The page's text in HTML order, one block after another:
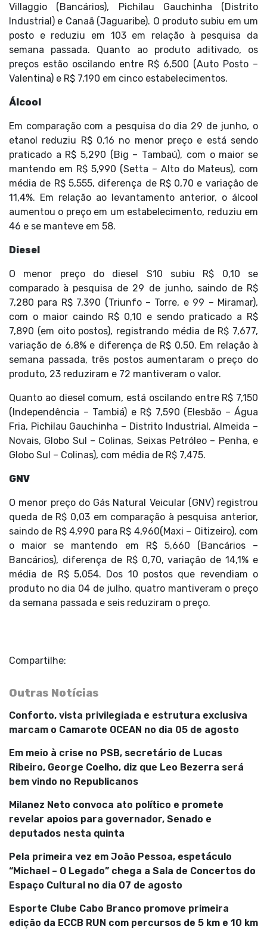
Villaggio (Bancários), Pichilau Gauchinha (Distrito
Industrial) e Canaã (Jaguaribe). O produto subiu em um
posto e reduziu em 103 em relação à pesquisa da
semana passada. Quanto ao produto aditivado, os
preços estão oscilando entre R$ 6,500 (Auto Posto –
Valentina) e R$ 7,190 em cinco estabelecimentos.
Álcool
Em comparação com a pesquisa do dia 29 de junho, o
etanol reduziu R$ 0,16 no menor preço e está sendo
praticado a R$ 5,290 (Big – Tambaú), com o maior se
mantendo em R$ 5,990 (Setta – Alto do Mateus), com
média de R$ 5,555, diferença de R$ 0,70 e variação de
11,4%. Em relação ao levantamento anterior, o álcool
aumentou o preço em um estabelecimento, reduziu em
46 e se manteve em 58.
Diesel
O menor preço do diesel S10 subiu R$ 0,10 se
comparado à pesquisa de 29 de junho, saindo de R$
7,280 para R$ 7,390 (Triunfo – Torre, e 99 – Miramar),
com o maior caindo R$ 0,10 e sendo praticado a R$
7,890 (em oito postos), registrando média de R$ 7,677,
variação de 6,8% e diferença de R$ 0,50. Em relação à
semana passada, três postos aumentaram o preço do
produto, 23 reduziram e 72 mantiveram o valor.
Quanto ao diesel comum, está oscilando entre R$ 7,150
(Independência – Tambiá) e R$ 7,590 (Elesbão – Água
Fria, Pichilau Gauchinha – Distrito Industrial, Almeida –
Novais, Globo Sul – Colinas, Seixas Petróleo – Penha, e
Globo Sul – Colinas), com média de R$ 7,475.
GNV
O menor preço do Gás Natural Veicular (GNV) registrou
queda de R$ 0,03 em comparação à pesquisa anterior,
saindo de R$ 4,990 para R$ 4,960(Maxi – Oitizeiro), com
o maior se mantendo em R$ 5,660 (Bancários –
Bancários), diferença de R$ 0,70, variação de 14,1% e
média de R$ 5,054. Dos 10 postos que revendiam o
produto no dia 04 de julho, quatro mantiveram o preço
da semana passada e seis reduziram o preço.
Compartilhe:
Outras Notícias
Conforto, vista privilegiada e estrutura exclusiva
marcam o Camarote OCEAN no dia 05 de agosto
Em meio à crise no PSB, secretário de Lucas
Ribeiro, George Coelho, diz que Leo Bezerra será
bem vindo no Republicanos
Milanez Neto convoca ato político e promete
revelar apoios para governador, Senado e
deputados nesta quinta
Pela primeira vez em João Pessoa, espetáculo
“Michael – O Legado” chega a Sala de Concertos do
Espaço Cultural no dia 07 de agosto
Esporte Clube Cabo Branco promove primeira
edição da ECCB RUN com percursos de 5 km e 10 km